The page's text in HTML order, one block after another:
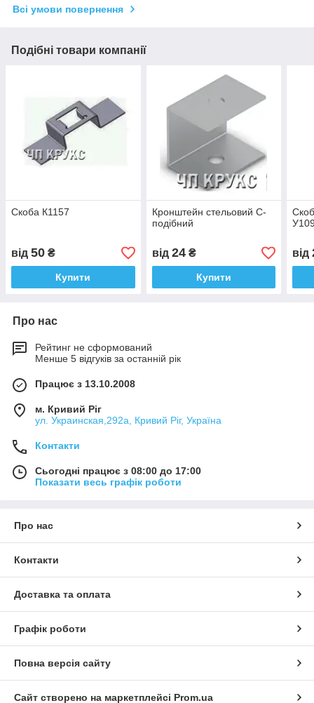
Всі умови повернення
Подібні товари компанії
Скоба К1157
від 50 ₴
Купити
Кронштейн стельовий С-
подібний
від 24₴
Купити
від
Про нас
Рейтинг не сформований
Менше 5 відгуків за останній рік
Працює з 13.10.2008
м. Кривий Ріг
ул. Украинская,292а, Кривий Ріг, Україна
Контакти
Сьогодні працює з 08:00 до 17:00
Показати весь графік роботи
Про нас
Контакти
Доставка та оплата
Графік роботи
Повна версія сайту
Сайт створено на маркетплейсі Prom.ua